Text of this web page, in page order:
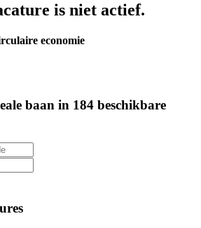
is niet actief.
economie
baan in 184 beschikbare